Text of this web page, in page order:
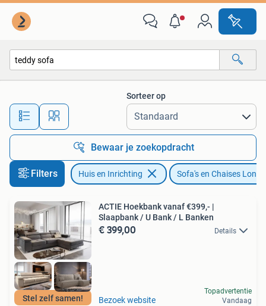
Alle afstanden…
Sorteer op
Bewaar je zoekopdracht
Filters Huis en Inrichting Sofa's en Chaises
Stel zelf samen!
ACTIE Hoekbank vanaf €399,- |
Slaapbank / U Bank / L Banken
€ 399,00 Details
Bezoek website
Topadvertentie
Vandaag